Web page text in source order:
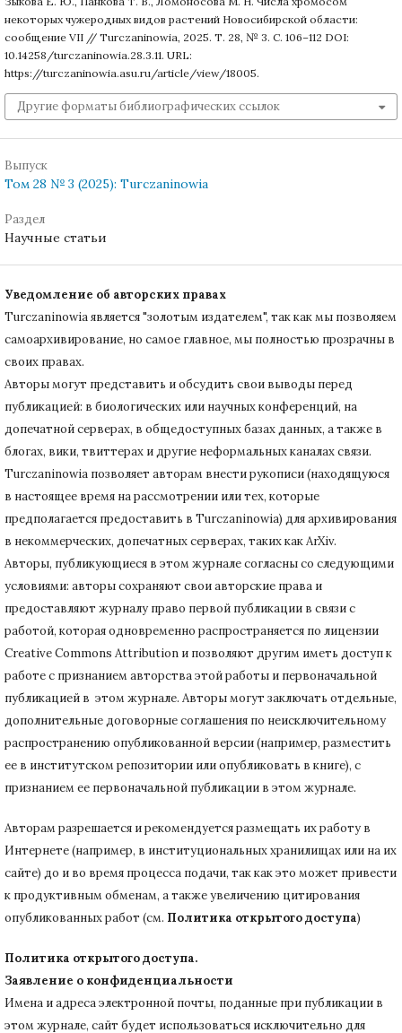
некоторых чужеродных видов растений Новосибирской области:
сообщение VII // Turczaninowia, 2025. Т. 28, № 3. С. 106–112 DOI:
10.14258/turczaninowia.28.3.11. URL:
https://turczaninowia.asu.ru/article/view/18005.
Другие форматы библиографических ссылок
Выпуск
Том 28 № 3 (2025): Turczaninowia
Раздел
Научные статьи
Уведомление об авторских правах
Turczaninowiа является "золотым издателем", так как мы позволяем
самоархивирование, но самое главное, мы полностью прозрачны в
своих правах.
Авторы могут представить и обсудить свои выводы перед
публикацией: в биологических или научных конференций, на
допечатной серверах, в общедоступных базах данных, а также в
блогах, вики, твиттерах и другие неформальных каналах связи.
Turczaninowiа позволяет авторам внести рукописи (находящуюся
в настоящее время на рассмотрении или тех, которые
предполагается предоставить в Turczaninowia) для архивирования
в некоммерческих, допечатных серверах, таких как ArXiv.
Авторы, публикующиеся в этом журнале согласны со следующими
условиями: авторы сохраняют свои авторские права и
предоставляют журналу право первой публикации в связи с
работой, которая одновременно распространяется по лицензии
Creative Commons Attribution и позволяют другим иметь доступ к
работе с признанием авторства этой работы и первоначальной
публикацией в этом журнале. Авторы могут заключать отдельные,
дополнительные договорные соглашения по неисключительному
распространению опубликованной версии (например, разместить
ее в институтском репозитории или опубликовать в книге), с
признанием ее первоначальной публикации в этом журнале.
Авторам разрешается и рекомендуется размещать их работу в
Интернете (например, в институциональных хранилищах или на их
сайте) до и во время процесса подачи, так как это может привести
к продуктивным обменам, а также увеличению цитирования
опубликованных работ (см. Политика открытого доступа)
Политика открытого доступа.
Заявление о конфиденциальности
Имена и адреса электронной почты, поданные при публикации в
этом журнале, сайт будет использоваться исключительно для